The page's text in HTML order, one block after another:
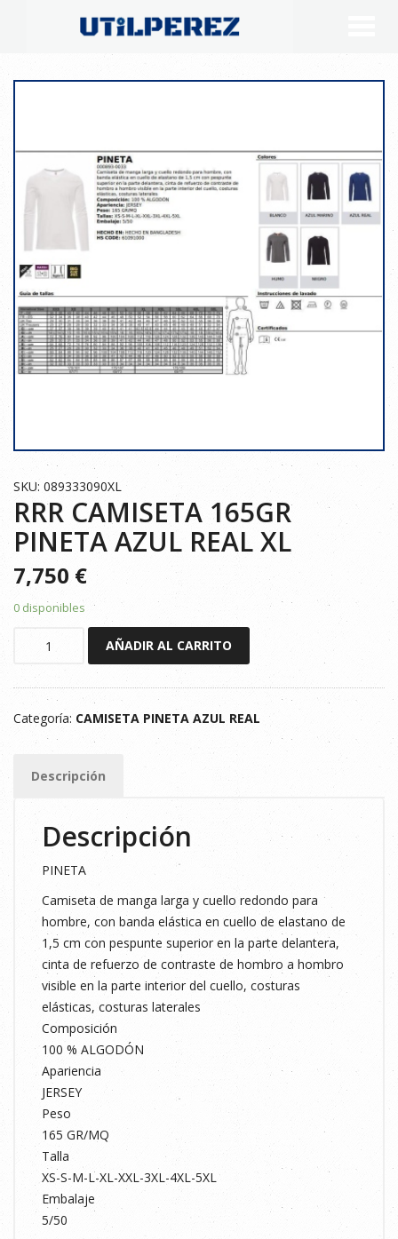
SKU: 089333090XL
RRR CAMISETA 165GR
PINETA AZUL REAL XL
7,750 €
0 disponibles
165GR
PINETA
AZUL
REAL
cantidad
AÑADIR AL CARRITO
Categoría: CAMISETA PINETA AZUL REAL
Descripción
Descripción
PINETA
Camiseta de manga larga y cuello redondo para
hombre, con banda elástica en cuello de elastano de
1,5 cm con pespunte superior en la parte delantera,
cinta de refuerzo de contraste de hombro a hombro
visible en la parte interior del cuello, costuras
elásticas, costuras laterales
Composición
100 % ALGODÓN
Apariencia
JERSEY
Peso
165 GR/MQ
Talla
XS-S-M-L-XL-XXL-3XL-4XL-5XL
Embalaje
5/50